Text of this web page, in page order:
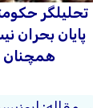
تحلیلگر
پایان بحران
همچنان